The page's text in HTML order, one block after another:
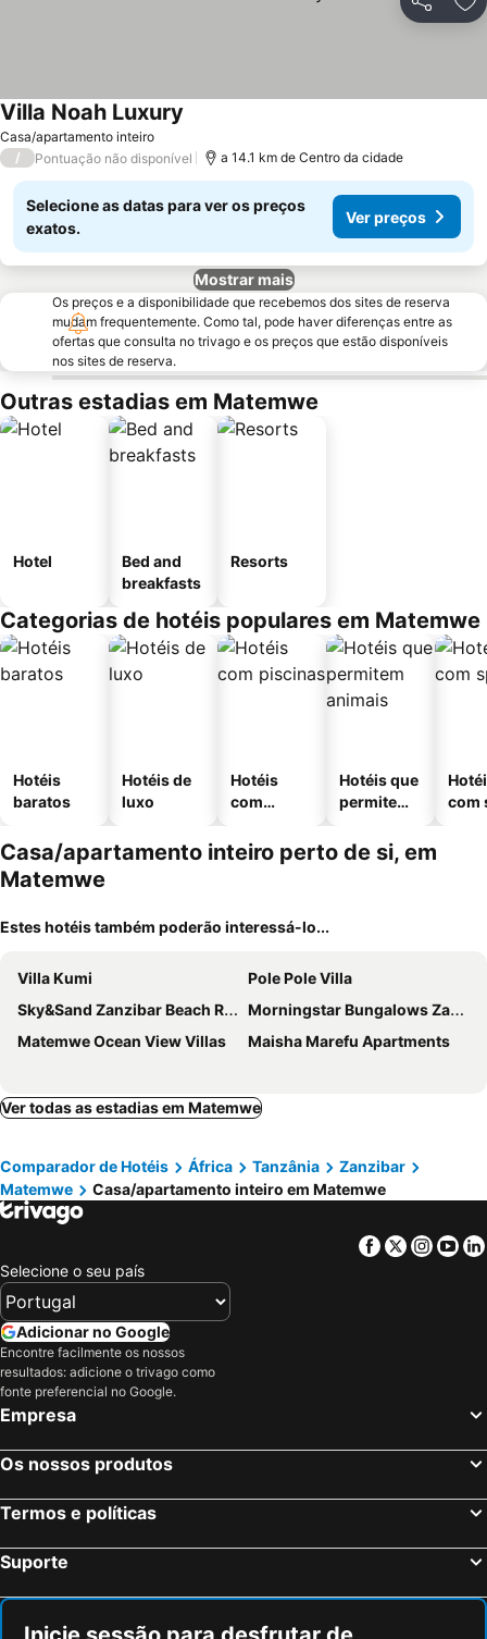
Partilhar
Casa/apartamento inteiro
Villa Noah Luxury
/ Pontuação não disponível a 14.1 km de Centro da cidade
Selecione as datas para ver os preços
exatos.
Ver preços
Mostrar mais
Os preços e a disponibilidade que recebemos dos sites de reserva
mudam frequentemente. Como tal, pode haver diferenças entre as
ofertas que consulta no trivago e os preços que estão disponíveis
nos sites de reserva.
Outras estadias em Matemwe
Hotel
Bed and
breakfasts
Resorts
Categorias de hotéis populares em Matemwe
Hotéis
baratos
Hotéis de
luxo
Hotéis
com
Hotéis que
permitem
com
Casa/apartamento inteiro perto de si, em
Matemwe
Estes hotéis também poderão interessá-lo...
Villa Kumi
Pole Pole Villa
Sky&Sand Zanzibar Beach Resort
Morningstar Bungalows Zanzibar
Matemwe Ocean View Villas
Maisha Marefu Apartments
Ver todas as estadias em Matemwe
Comparador de Hotéis África Tanzânia
Zanzibar
Matemwe
Casa/apartamento inteiro em Matemwe
Facebook
Twitter
Selecione o seu país
Adicionar no Google
Encontre facilmente os nossos
resultados: adicione o trivago como
fonte preferencial no Google.
Empresa
Os nossos produtos
Termos e políticas
Suporte